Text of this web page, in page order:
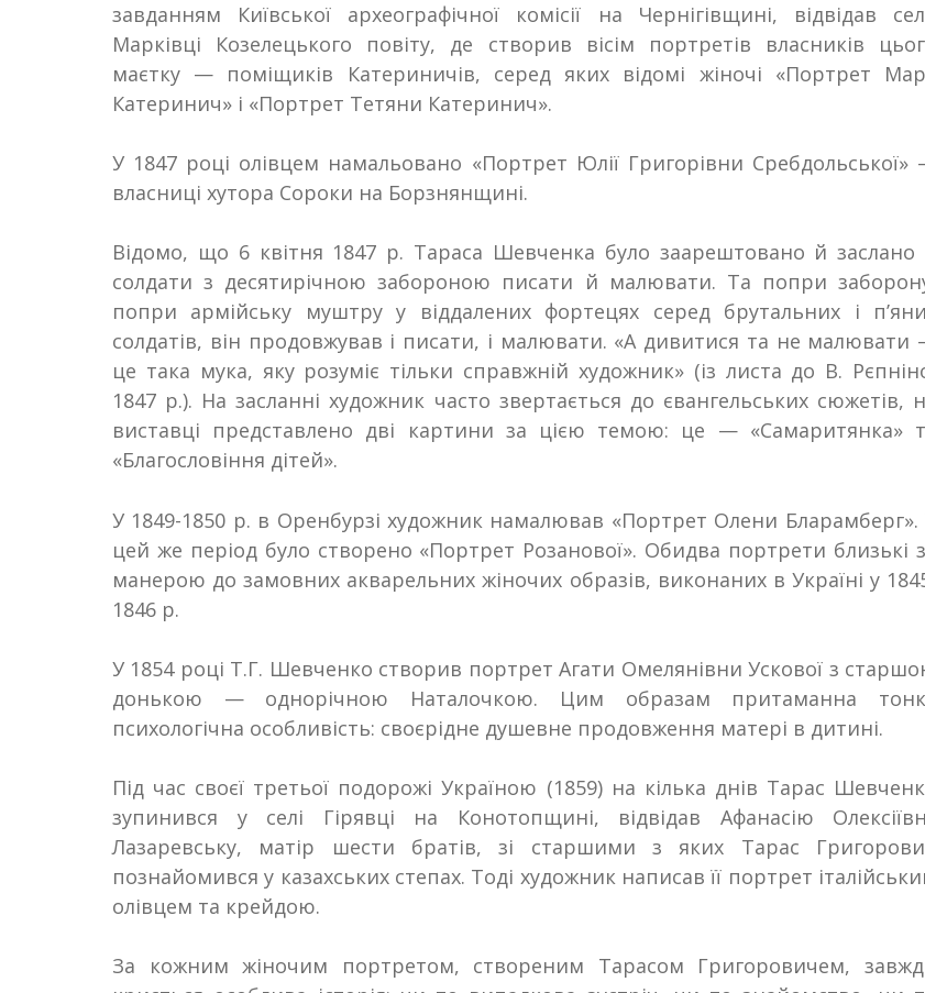
завданням Київської археографічної комісії на Чернігівщині, відвідав
Марківці Козелецького повіту, де створив вісім портретів власників
маєтку — поміщиків Катериничів, серед яких відомі жіночі «Портрет
Катеринич» і «Портрет Тетяни Катеринич».
У 1847 році олівцем намальовано «Портрет Юлії Григорівни Сребдольської»
власниці хутора Сороки на Борзнянщині.
Відомо, що 6 квітня 1847 р. Тараса Шевченка було заарештовано й заслано
солдати з десятирічною забороною писати й малювати. Та попри
попри армійську муштру у віддалених фортецях серед брутальних і
солдатів, він продовжував і писати, і малювати. «А дивитися та не малювати
це така мука, яку розуміє тільки справжній художник» (із листа до В.
1847 р.). На засланні художник часто звертається до євангельських сюжетів,
виставці представлено дві картини за цією темою: це — «Самаритянка»
«Благословіння дітей».
У 1849-1850 р. в Оренбурзі художник намалював «Портрет Олени Бларамберг».
цей же період було створено «Портрет Розанової». Обидва портрети близькі
манерою до замовних акварельних жіночих образів, виконаних в Україні у
1846 р.
У 1854 році Т.Г. Шевченко створив портрет Агати Омелянівни Ускової з
донькою — однорічною Наталочкою. Цим образам притаманна
психологічна особливість: своєрідне душевне продовження матері в дитині.
Під час своєї третьої подорожі Україною (1859) на кілька днів Тарас
зупинився у селі Гірявці на Конотопщині, відвідав Афанасію
Лазаревську, матір шести братів, зі старшими з яких Тарас
познайомився у казахських степах. Тоді художник написав її портрет
олівцем та крейдою.
За кожним жіночим портретом, створеним Тарасом Григоровичем,